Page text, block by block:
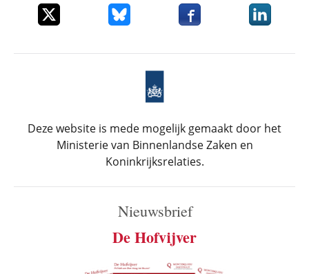
Deel dit item op XDeel dit item op Bluesky
Deel dit item opDeel dit
Deze website is mede mogelijk gemaakt door het
Ministerie van Binnenlandse Zaken en
Koninkrijksrelaties.
Nieuwsbrief
De Hofvijver